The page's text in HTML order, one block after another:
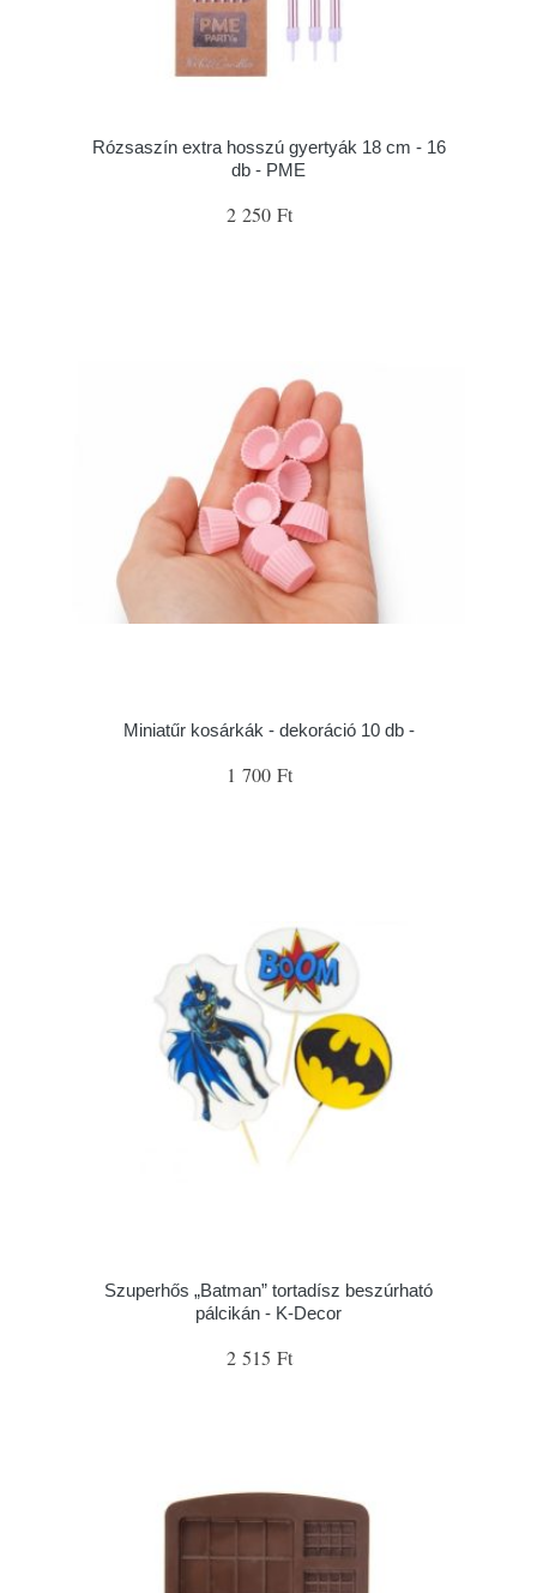
Rózsaszín extra hosszú gyertyák 18 cm - 16
db - PME
2 250 Ft
Miniatűr kosárkák - dekoráció 10 db -
1 700 Ft
Szuperhős „Batman” tortadísz beszúrható
pálcikán - K-Decor
2 515 Ft